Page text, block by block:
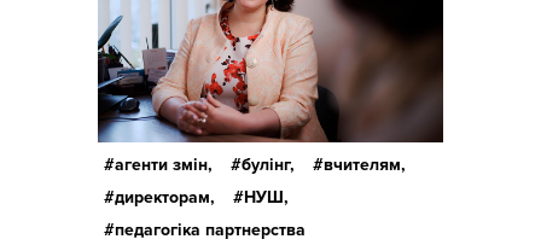
агенти змін, булінг,
вчителям,
директорам,
НУШ,
педагогіка партнерства